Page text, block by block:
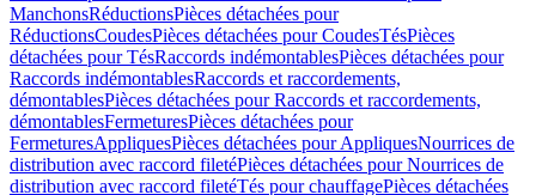
ManchonsRéductionsPièces détachées pour
RéductionsCoudesPièces détachées pour CoudesTésPièces
détachées pour TésRaccords indémontablesPièces détachées pour
Raccords indémontablesRaccords et raccordements,
démontablesPièces détachées pour Raccords et raccordements,
démontablesFermeturesPièces détachées pour
FermeturesAppliquesPièces détachées pour AppliquesNourrices de
distribution avec raccord filetéPièces détachées pour Nourrices de
distribution avec raccord filetéTés pour chauffagePièces détachées